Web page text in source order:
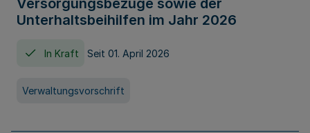
Versorgungsbezüge sowie der
Unterhaltsbeihilfen im Jahr 2026
In Kraft Seit 01. April 2026
Verwaltungsvorschrift